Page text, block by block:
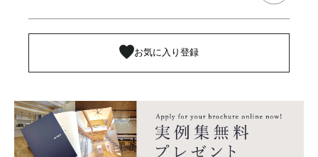
お気に入り登録